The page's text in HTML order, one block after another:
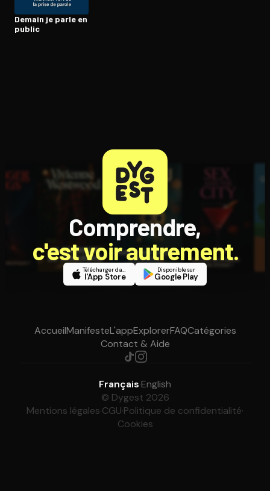
Demain je parle en
public
Comprendre,
c'est voir autrement.
Télécharger dans
l'App Store
Disponible sur
Google Play
AccueilManifesteL'appExplorerFAQCatégories
Contact & Aide
Français·English
© Dygest 2026
Mentions légales·CGU·Politique de confidentialité·
Cookies